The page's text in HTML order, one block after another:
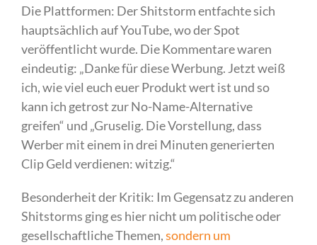
Die Plattformen: Der Shitstorm entfachte sich
hauptsächlich auf YouTube, wo der Spot
veröffentlicht wurde. Die Kommentare waren
eindeutig: „Danke für diese Werbung. Jetzt weiß
ich, wie viel euch euer Produkt wert ist und so
kann ich getrost zur No-Name-Alternative
greifen“ und „Gruselig. Die Vorstellung, dass
Werber mit einem in drei Minuten generierten
Clip Geld verdienen: witzig.“
Besonderheit der Kritik: Im Gegensatz zu anderen
Shitstorms ging es hier nicht um politische oder
gesellschaftliche Themen,sondern um